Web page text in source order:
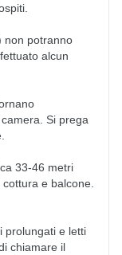
non potranno
alcun
Si prega
33-46 metri
e balcone.
prolungati e letti
chiamare il